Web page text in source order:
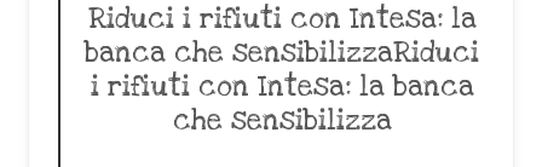
Riduci i rifiuti con Intesa: la
banca che sensibilizzaRiduci
i rifiuti con Intesa: la banca
che sensibilizza